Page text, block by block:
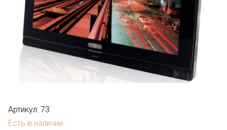
Артикул: 73
Есть в наличии